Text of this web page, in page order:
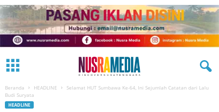
Beranda HEADLINE
Selamat HUT Sumbawa Ke-64, Ini Sejumlah Catatan dari Lalu
Budi Suryata
HEADLINE